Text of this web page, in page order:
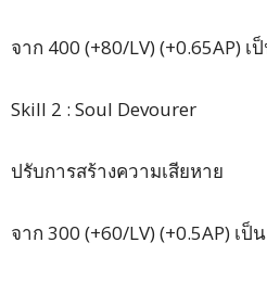
จาก 400 (+80/LV) (+0.65AP) เ
Skill 2 : Soul Devourer
ปรับการสร้างความเสียหาย
จาก 300 (+60/LV) (+0.5AP) เป็